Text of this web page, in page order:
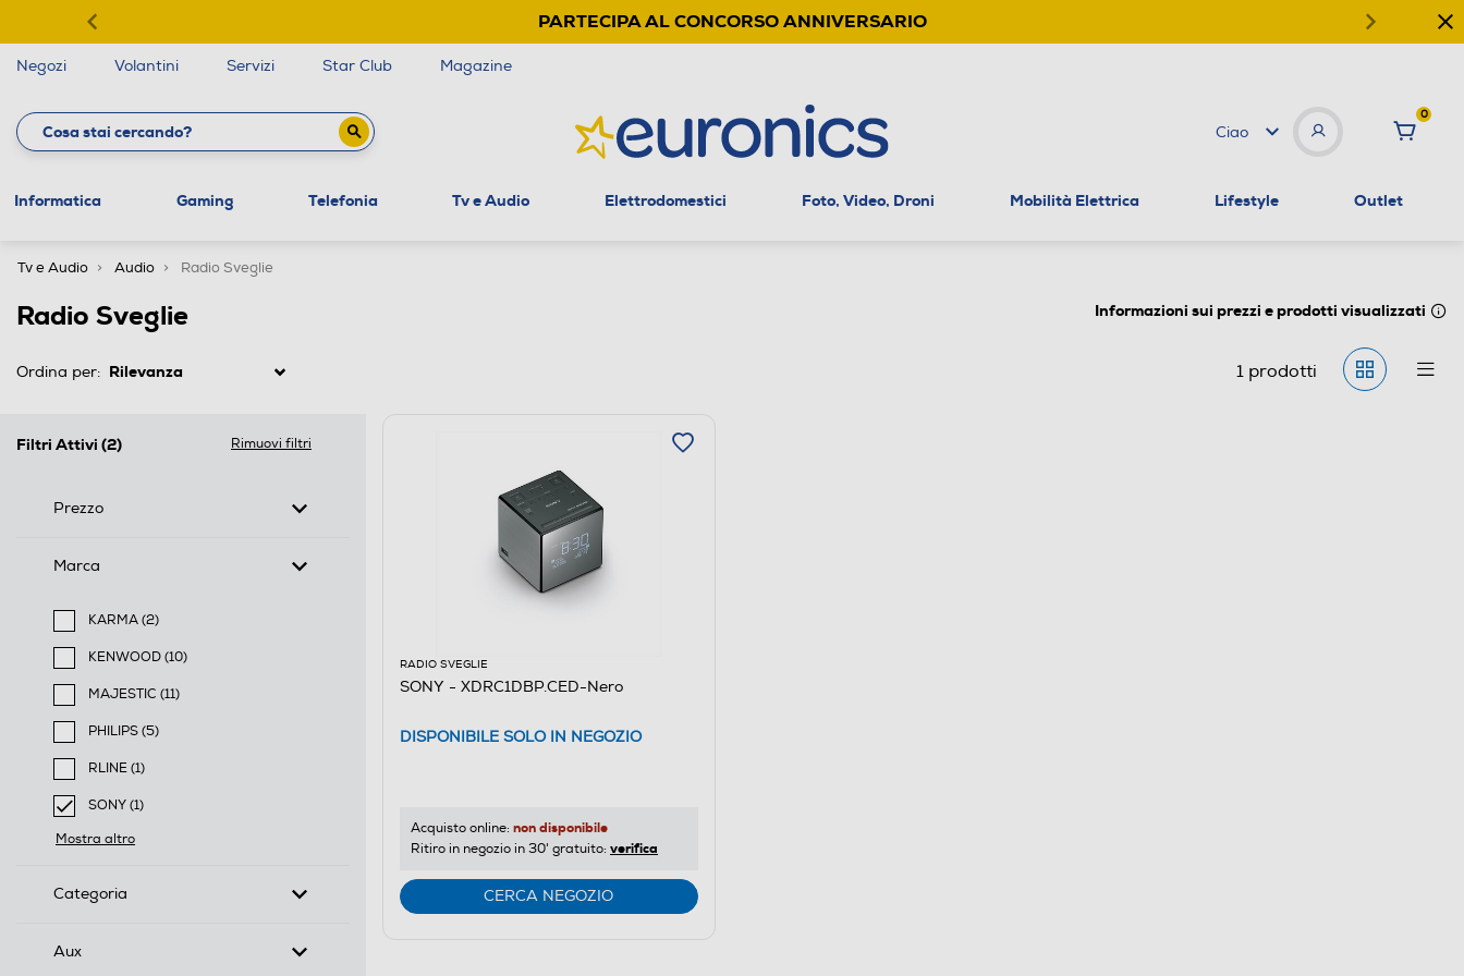
PARTECIPA AL CONCORSO ANNIVERSARIO
Negozi Volantini Servizi Star Club Magazine
Ciao
0
Informatica Gaming Telefonia Tv e Audio Elettrodomestici Foto, Video, Droni Mobilità Elettrica Lifestyle Outlet
Tv e Audio Audio Radio Sveglie
Radio Sveglie Informazioni sui prezzi e prodotti visualizzati
Ordina per: 1prodotti
Filtri Attivi (2) Rimuovi filtri
Prezzo
Marca
KARMA (2)
Filtra per Marca: KARMA
KENWOOD (10)
Filtra per Marca: KENWOOD
MAJESTIC (11)
Filtra per Marca: MAJESTIC
PHILIPS (5)
Filtra per Marca: PHILIPS
RLINE (1)
Filtra per Marca: RLINE
SONY (1)
selected Filtro applicato per Marca: SONY
Mostra altro
Categoria
Aux
RADIO SVEGLIE
SONY - XDRC1DBP.CED-Nero
DISPONIBILE SOLO IN NEGOZIO
Acquisto online: non disponibile
Ritiro in negozio in 30' gratuito: verifica
CERCA NEGOZIO